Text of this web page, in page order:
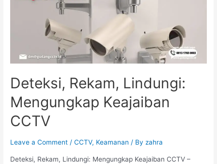
Deteksi, Rekam, Lindungi:
Mengungkap Keajaiban
CCTV
Leave a Comment /CCTV, Keamanan / By zahra
Deteksi, Rekam, Lindungi: Mengungkap Keajaiban CCTV –